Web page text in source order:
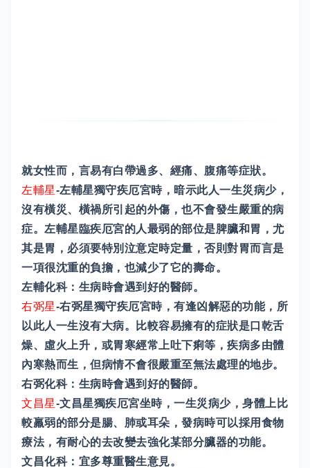
就女性而，言易有白帶過多、經痛、腹痛等症狀。
左輔星-左輔星獨守疾厄宮時，暗示此人一生災病少，
沒有橫災、橫禍所引起的外傷，也不會發生嚴重的病
症。左輔星臨疾厄宮的人最弱的部位是脾臟和胃，尤
其是胃，必須要特別泣意定時定量，否則對胃而言是
一項很沈重的負擔，也減少了它的壽命。
左輔化科：生病時會遇到好的醫師。
右弼星-右弼星獨守疾厄宮時，有逢凶解惡的功能，所
以此人一生沒有大病。比較容易擁有的症狀是口乾舌
燥、虛火上升，或胃寒經常上吐下痢等，疾病多由體
內寒熱而生，但病情不會很嚴重至無法處理的地步。
右弼化科：生病時會遇到好的醫師。
文昌星-文昌星獨疾厄宮坐時，一生災病少，身體上比
較羸弱的部分是腸、肺或耳朵，發病時可以採用食物
療法，有耐心的去改變去強化某部分臟器的功能。
文昌化科：宜多尊重醫生意見。